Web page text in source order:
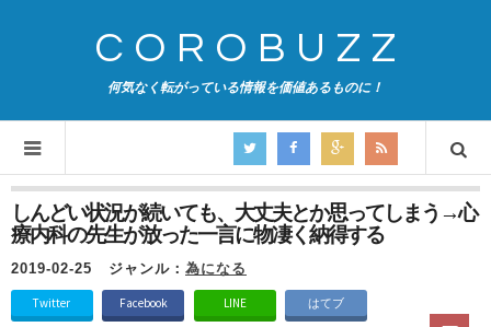
COROBUZZ
何気なく転がっている情報を価値あるものに！
しんどい状況が続いても、大丈夫とか思ってしまう→心
療内科の先生が放った一言に物凄く納得する
2019-02-25 ジャンル： 為になる
Twitter Facebook LINE はてブ